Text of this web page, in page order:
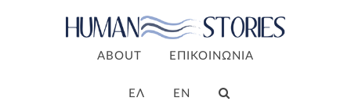
ABOUT ΕΠΙΚΟΙΝΩΝΙΑ
ΕΛ EN